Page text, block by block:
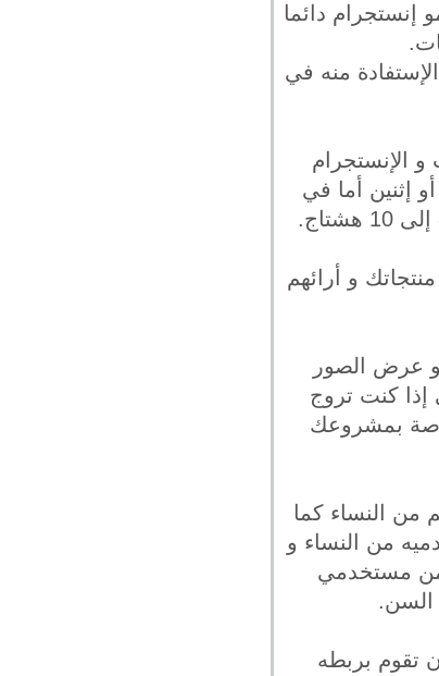
دائما
منه في
الإنستجرام
إثنين أما في
و أرائهم
و عرض الصور
إذا كنت تروج
بمشروعك
جمهوره في الفئة من 18 إلى 34 عام و حوالي 80% منهم من النساء كما
من النساء و
بنترست فهو أكثر شعبية من بنترست، كما أن حوالي 50% من مستخدمي
السن.
تقوم بربطه